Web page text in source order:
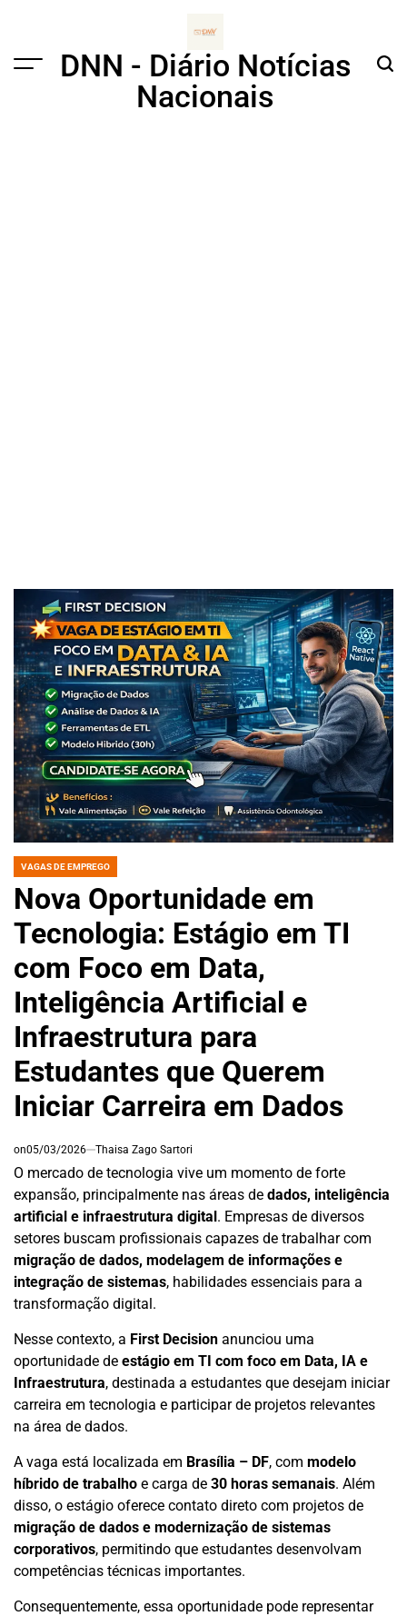
Menu
DNN - Diário Notícias
Nacionais
POSTED
VAGAS DE EMPREGO
Nova Oportunidade em
Tecnologia: Estágio em TI
com Foco em Data,
Inteligência Artificial e
Infraestrutura para
Estudantes que Querem
Iniciar Carreira em Dados
on05/03/2026 Thaisa Zago Sartori
O mercado de tecnologia vive um momento de forte
expansão, principalmente nas áreas de dados, inteligência
artificial e infraestrutura digital. Empresas de diversos
setores buscam profissionais capazes de trabalhar com
migração de dados, modelagem de informações e
integração de sistemas, habilidades essenciais para a
transformação digital.
Nesse contexto, a First Decision anunciou uma
oportunidade de estágio em TI com foco em Data, IA e
Infraestrutura, destinada a estudantes que desejam iniciar
carreira em tecnologia e participar de projetos relevantes
na área de dados.
A vaga está localizada em Brasília – DF, com modelo
híbrido de trabalho e carga de 30 horas semanais. Além
disso, o estágio oferece contato direto com projetos de
migração de dados e modernização de sistemas
corporativos, permitindo que estudantes desenvolvam
competências técnicas importantes.
Consequentemente, essa oportunidade pode representar